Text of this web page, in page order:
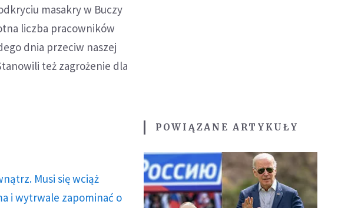
masakry w Buczy
liczba pracowników
dnia przeciw naszej
też zagrożenie dla
Musi się wciąż
i wytrwale zapominać o
POWIĄZANE ARTYKUŁY